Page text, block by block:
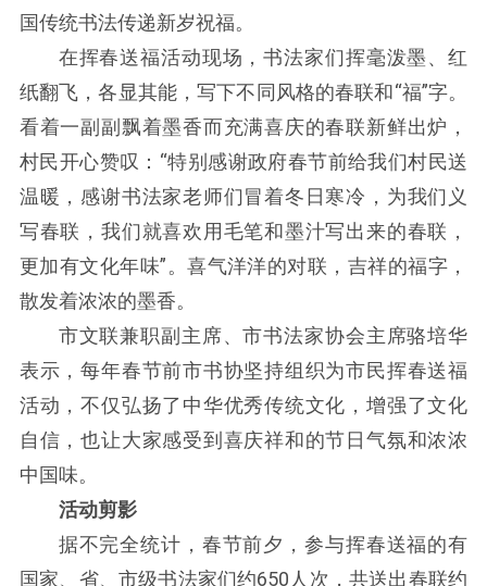
国传统书法传递新岁祝福。
在挥春送福活动现场，书法家们挥毫泼墨、红
纸翻飞，各显其能，写下不同风格的春联和“福”字。
看着一副副飘着墨香而充满喜庆的春联新鲜出炉，
村民开心赞叹：“特别感谢政府春节前给我们村民送
温暖，感谢书法家老师们冒着冬日寒冷，为我们义
写春联，我们就喜欢用毛笔和墨汁写出来的春联，
更加有文化年味”。喜气洋洋的对联，吉祥的福字，
散发着浓浓的墨香。
市文联兼职副主席、市书法家协会主席骆培华
表示，每年春节前市书协坚持组织为市民挥春送福
活动，不仅弘扬了中华优秀传统文化，增强了文化
自信，也让大家感受到喜庆祥和的节日气氛和浓浓
中国味。
活动剪影
据不完全统计，春节前夕，参与挥春送福的有
国家、省、市级书法家们约650人次，共送出春联约